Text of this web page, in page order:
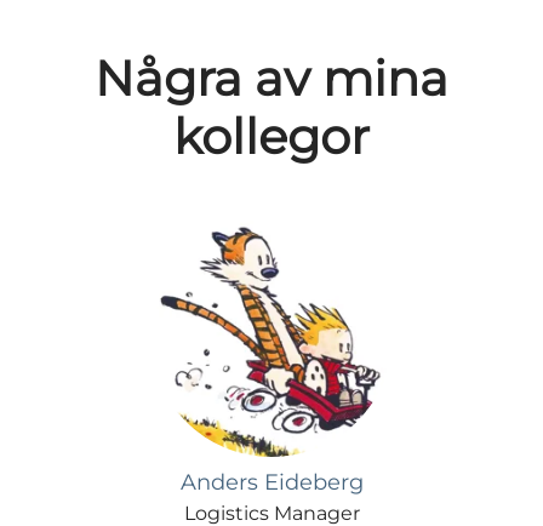
Några av mina
kollegor
Anders Eideberg
Logistics Manager